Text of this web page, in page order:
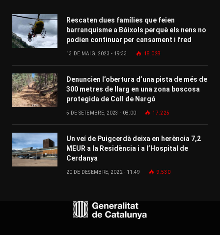
Rescaten dues famílies que feien
barranquisme a Bóixols perquè els nens no
podien continuar per cansament i fred
13 DE MAIG, 2023 - 19:33 18.028
Denuncien l’obertura d’una pista de més de
300 metres de llarg en una zona boscosa
protegida de Coll de Nargó
5 DE SETEMBRE, 2023 - 08:00 17.225
Un veí de Puigcerdà deixa en herència 7,2
MEUR a la Residència i a l’Hospital de
Cerdanya
20 DE DESEMBRE, 2022 - 11:49 9.530